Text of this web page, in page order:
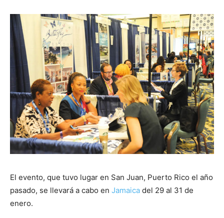
El evento, que tuvo lugar en San Juan, Puerto Rico el año
pasado, se llevará a cabo en Jamaica del 29 al 31 de
enero.